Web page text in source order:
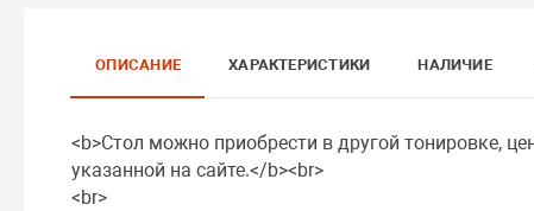
ОПИСАНИЕ ХАРАКТЕРИСТИКИ НАЛИЧИЕ
<b>Стол можно приобрести в другой тонировке,
указанной на сайте.</b><br>
<br>